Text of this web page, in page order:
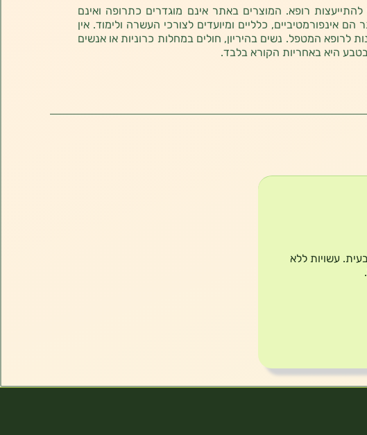
רופא. המוצרים באתר אינם מוגדרים כתרופה ואינם
אינפורמטיביים, כלליים ומיועדים לצורכי העשרה ולימוד. אין
לרופא המטפל. נשים בהיריון, חולים במחלות כרוניות או אנשים
היא באחריות הקורא בלבד.
עשויות ללא